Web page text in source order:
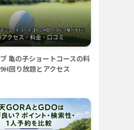
亀の子ショートコースの料
回り放題とアクセス